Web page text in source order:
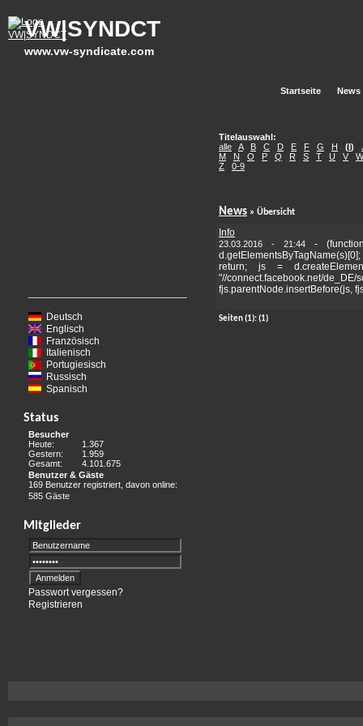
VW|SYNDCT
www.vw-syndicate.com
Startseite News
Deutsch
Englisch
Französisch
Italienisch
Portugiesisch
Russisch
Spanisch
Status
Besucher
Heute:
1.367
Gestern:
1.959
Gesamt:
4.101.675
Benutzer & Gäste
169 Benutzer registriert, davon online:
585 Gäste
Mitglieder
Passwort vergessen?
Registrieren
Titelauswahl:
alle
A B C D E F G H (I)
M
N O P Q R S T U V
W
Z
0-9
News » Übersicht
Info
23.03.2016 - 21:44 -
return; js =
"//connect.facebook.net/de_DE/
fjs.parentNode.insertBefore(js,
Seiten(1):(1)